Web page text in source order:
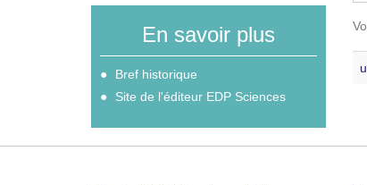
En savoir plus
Bref historique
Site de l'éditeur EDP Sciences